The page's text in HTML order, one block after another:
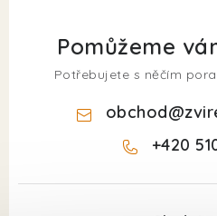
Pomůžeme
Potřebujete s něčím
obchod@
+420